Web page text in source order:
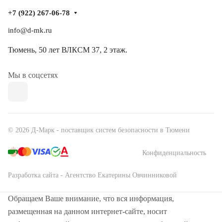
+7 (922) 267-06-78
info@d-mk.ru
Тюмень, ​50 лет ВЛКСМ 37​, 2 этаж.
Мы в соцсетях
© 2026 Д-Марк - поставщик систем безопасности в Тюмени
Конфиденциальность
Разработка сайта - Агентство Екатерины Овчинниковой
Обращаем Ваше внимание, что вся информация,
размещенная на данном интернет-сайте, носит